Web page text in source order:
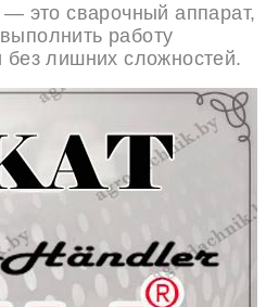
— это сварочный аппарат,
работу
без лишних сложностей.